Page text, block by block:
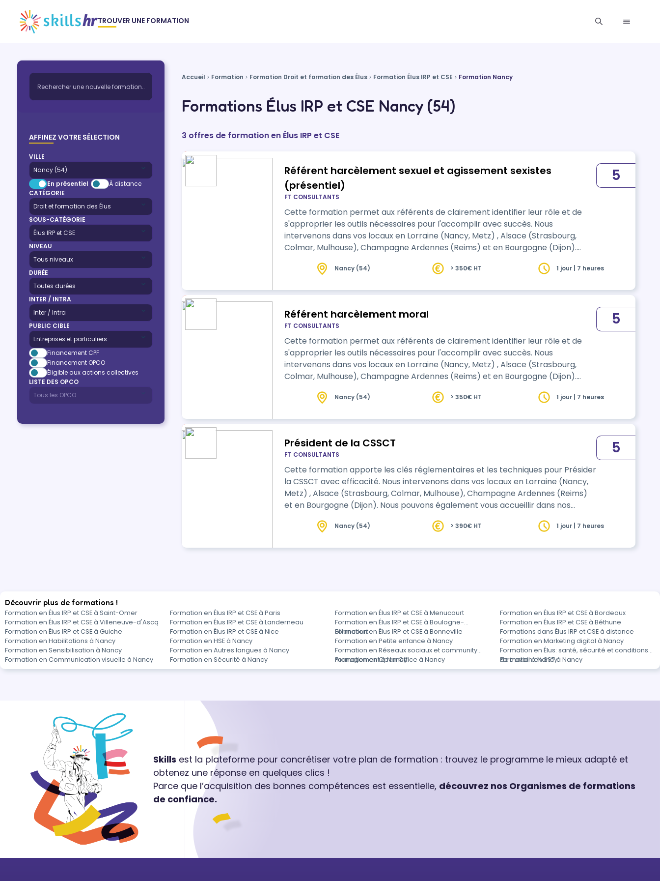
TROUVER UNE FORMATION
AFFINEZ VOTRE SÉLECTION
VILLE
En présentiel
À distance
CATÉGORIE
SOUS-CATÉGORIE
NIVEAU
DURÉE
INTER / INTRA
PUBLIC CIBLE
Financement CPF
Financement OPCO
Éligible aux actions collectives
LISTE DES OPCO
Accueil Formation Formation Droit et formation des Élus Formation Élus IRP et CSE Formation Nancy
Formations Élus IRP et CSE Nancy (54)
3 offres de formation en Élus IRP et CSE
Référent harcèlement sexuel et agissement sexistes
(présentiel)
FT CONSULTANTS
Cette formation permet aux référents de clairement identifier leur rôle et de
s'approprier les outils nécessaires pour l'accomplir avec succès. Nous
intervenons dans vos locaux en Lorraine (Nancy, Metz) , Alsace (Strasbourg,
Colmar, Mulhouse), Champagne Ardennes (Reims) et en Bourgogne (Dijon).
5
Nancy (54) > 350€ HT 1 jour | 7 heures
Référent harcèlement moral
FT CONSULTANTS
Cette formation permet aux référents de clairement identifier leur rôle et de
s'approprier les outils nécessaires pour l'accomplir avec succès. Nous
intervenons dans vos locaux en Lorraine (Nancy, Metz) , Alsace (Strasbourg,
Colmar, Mulhouse), Champagne Ardennes (Reims) et en Bourgogne (Dijon).
5
Nancy (54) > 350€ HT 1 jour | 7 heures
Président de la CSSCT
FT CONSULTANTS
Cette formation apporte les clés réglementaires et les techniques pour Présider
la CSSCT avec efficacité. Nous intervenons dans vos locaux en Lorraine (Nancy,
Metz) , Alsace (Strasbourg, Colmar, Mulhouse), Champagne Ardennes (Reims)
et en Bourgogne (Dijon). Nous pouvons également vous accueillir dans nos
5
Nancy (54) > 390€ HT 1 jour | 7 heures
Découvrir plus de formations !
Formation en Élus IRP et CSE à Saint-Omer Formation en Élus IRP et CSE à Paris Formation en Élus IRP et CSE à Menucourt
Formation en Élus IRP et CSE à Bordeaux
Formation en Élus IRP et CSE à Villeneuve-d'Ascq
Formation en Élus IRP et CSE à Landerneau
Formation en Élus IRP et CSE à Boulogne-
Billancourt
Formation en Élus IRP et CSE à Béthune
Formation en Élus IRP et CSE à Guiche
Formation en Élus IRP et CSE à Nice Formation en Élus IRP et CSE à Bonneville
Formations dans Élus IRP et CSE à distance
Formation en Habilitations à Nancy
Formation en HSE à Nancy Formation en Petite enfance à Nancy
Formation en Marketing digital à Nancy
Formation en Sensibilisation à Nancy
Formation en Autres langues à Nancy
Formation en Réseaux sociaux et community
management à Nancy
Formation en Élus: santé, sécurité et conditions
de travail à Nancy
Formation en Communication visuelle à Nancy Formation en Sécurité à Nancy Formation en Open Office à Nancy Formation en SST à Nancy
Skills est la plateforme pour concrétiser votre plan de formation : trouvez le programme le mieux adapté et
obtenez une réponse en quelques clics !
Parce que l’acquisition des bonnes compétences est essentielle, découvrez nos Organismes de formations
de confiance.